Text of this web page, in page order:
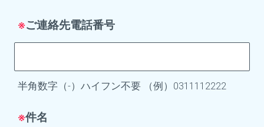
※ご連絡先電話番号
半角数字（-）ハイフン不要 （例）0311112222
※件名